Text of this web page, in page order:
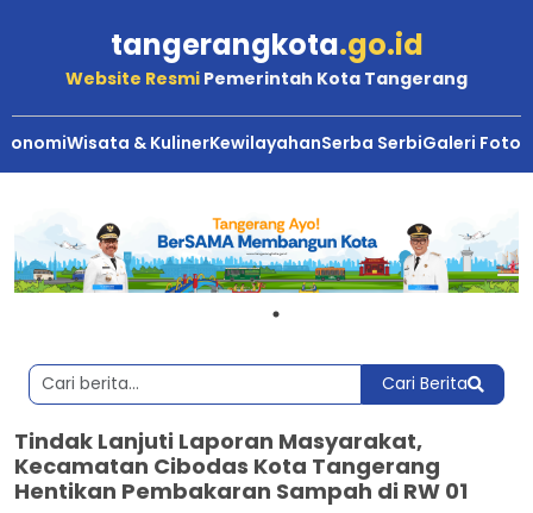
tangerangkota.go.id
Website Resmi Pemerintah Kota Tangerang
Wisata & KulinerKewilayahanSerba SerbiGaleri Foto
Cari Berita
Tindak Lanjuti Laporan Masyarakat,
Kecamatan Cibodas Kota Tangerang
Hentikan Pembakaran Sampah di RW 01